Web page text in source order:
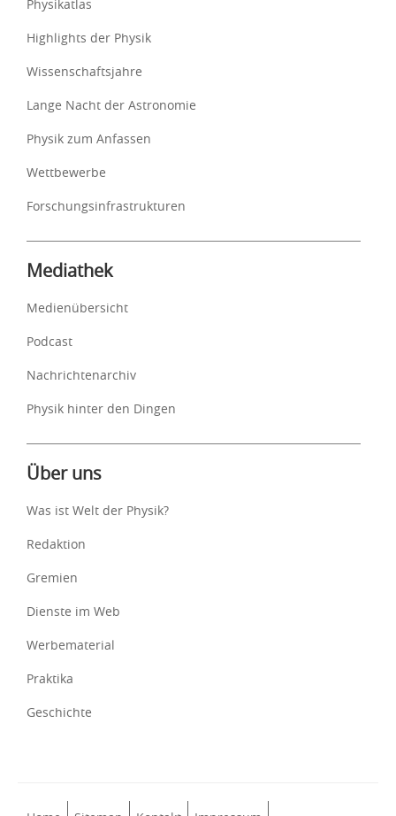
Physikatlas
Highlights der Physik
Wissenschaftsjahre
Lange Nacht der Astronomie
Physik zum Anfassen
Wettbewerbe
Forschungsinfrastrukturen
Mediathek
Medienübersicht
Podcast
Nachrichtenarchiv
Physik hinter den Dingen
Über uns
Was ist Welt der Physik?
Redaktion
Gremien
Dienste im Web
Werbematerial
Praktika
Geschichte